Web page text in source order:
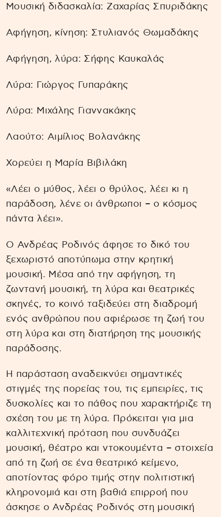
Μουσική διδασκαλία: Ζαχαρίας Σπυριδάκης
Αφήγηση, κίνηση: Στυλιανός Θωμαδάκης
Αφήγηση, λύρα: Σήφης Καυκαλάς
Λύρα: Γιώργος Γυπαράκης
Λύρα: Μιχάλης Γιαννακάκης
Λαούτο: Αιμίλιος Βολανάκης
Χορεύει η Μαρία Βιβιλάκη
«Λέει ο μύθος, λέει ο θρύλος, λέει κι η
παράδοση, λένε οι άνθρωποι – ο κόσμος
πάντα λέει».
Ο Ανδρέας Ροδινός άφησε το δικό του
ξεχωριστό αποτύπωμα στην κρητική
μουσική. Μέσα από την αφήγηση, τη
ζωντανή μουσική, τη λύρα και θεατρικές
σκηνές, το κοινό ταξιδεύει στη διαδρομή
ενός ανθρώπου που αφιέρωσε τη ζωή του
στη λύρα και στη διατήρηση της μουσικής
παράδοσης.
Η παράσταση αναδεικνύει σημαντικές
στιγμές της πορείας του, τις εμπειρίες, τις
δυσκολίες και το πάθος που χαρακτήριζε τη
σχέση του με τη λύρα. Πρόκειται για μια
καλλιτεχνική πρόταση που συνδυάζει
μουσική, θέατρο και ντοκουμέντα – στοιχεία
από τη ζωή σε ένα θεατρικό κείμενο,
αποτίοντας φόρο τιμής στην πολιτιστική
κληρονομιά και στη βαθιά επιρροή που
άσκησε ο Ανδρέας Ροδινός στη μουσική